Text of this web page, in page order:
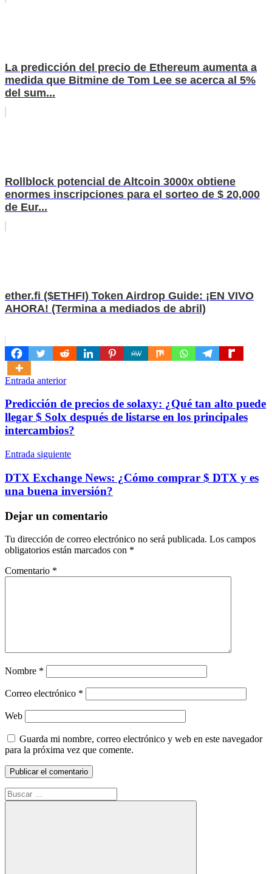
La predicción del precio de Ethereum aumenta a
medida que Bitmine de Tom Lee se acerca al 5%
del sum...
Rollblock potencial de Altcoin 3000x obtiene
enormes inscripciones para el sorteo de $ 20,000
de Eur...
ether.fi ($ETHFI) Token Airdrop Guide: ¡EN VIVO
AHORA! (Termina a mediados de abril)
Navegación
de
entradas
Entrada anterior
Predicción de precios de solaxy: ¿Qué tan alto puede
llegar $ Solx después de listarse en los principales
intercambios?
Entrada siguiente
DTX Exchange News: ¿Cómo comprar $ DTX y es
una buena inversión?
Dejar un comentario
Tu dirección de correo electrónico no será publicada. Los campos
obligatorios están marcados con *
Comentario *
Nombre *
Correo electrónico *
Web
Guarda mi nombre, correo electrónico y web en este navegador
para la próxima vez que comente.
Buscar: